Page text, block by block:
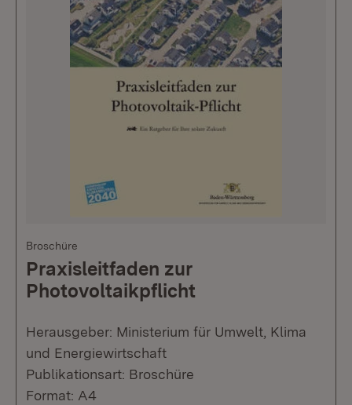
Broschüre
Praxisleitfaden zur
Photovoltaikpflicht
Herausgeber: Ministerium für Umwelt, Klima
und Energiewirtschaft
Publikationsart: Broschüre
Format: A4